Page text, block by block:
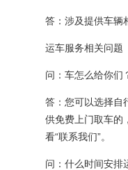
答：涉及提供车辆
运车服务相关问题
问：车怎么给你们
答：您可以选择自
供免费上门取车的
看“联系我们”。
问：什么时间安排